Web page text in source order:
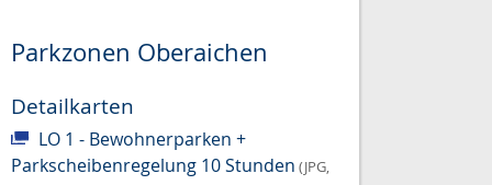
Parkzonen Oberaichen
Detailkarten
LO 1 - Bewohnerparken +
Parkscheibenregelung 10 Stunden (JPG,